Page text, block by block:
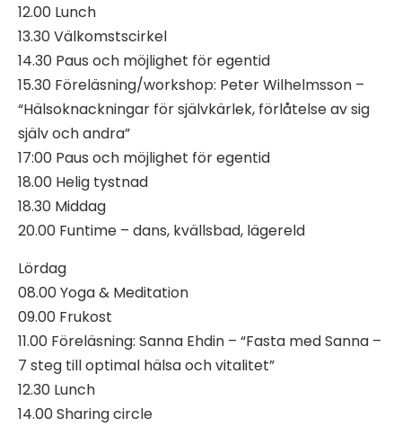
12.00 Lunch
13.30 Välkomstscirkel
14.30 Paus och möjlighet för egentid
15.30 Föreläsning/workshop: Peter Wilhelmsson –
“Hälsoknackningar för självkärlek, förlåtelse av sig
själv och andra”
17:00 Paus och möjlighet för egentid
18.00 Helig tystnad
18.30 Middag
20.00 Funtime – dans, kvällsbad, lägereld
Lördag
08.00 Yoga & Meditation
09.00 Frukost
11.00 Föreläsning: Sanna Ehdin – “Fasta med Sanna –
7 steg till optimal hälsa och vitalitet”
12.30 Lunch
14.00 Sharing circle